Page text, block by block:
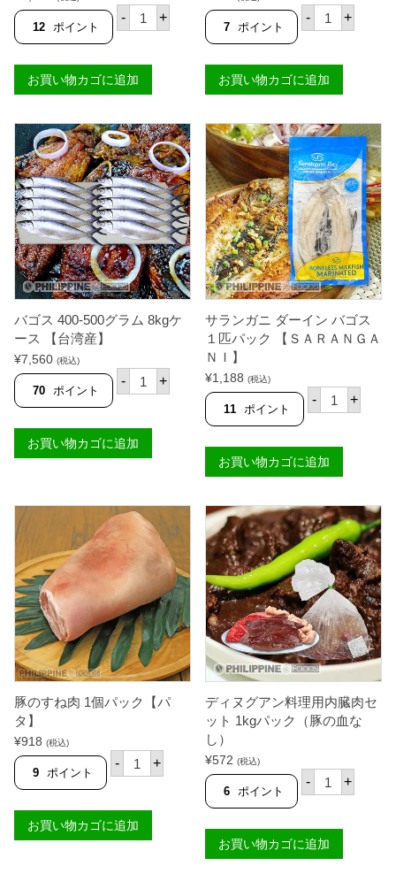
N
】
】
個
の評価
12 ポイント
- サ
ラ
ニ
ダ
ー
ン
バ
ゴ
ス
３
匹
パ
ッ
ク
【
Ｓ
Ａ
Ｒ
Ｎ
Ｎ
Ｉ
】
+
お買い物カゴに追加
の評価
7 ポイント
- パ
ン
ガ
イ
ズ
ス
ト
ス
キ
ン
レ
ス
ロ
ン
ガ
ニ
ー
サ
ッ
ト
g
【
製
造
】
+
お買い物カゴに追加
バゴス 400-500グラム 8kgケ
ース 【台湾産】
¥7,560 (税込)
70 ポイント
- バ
ゴ
0
0
-
0
グ
8
k
g
ケ
ー
ス
【
台
湾
産
】
個
+
お買い物カゴに追加
サランガニ ダーイン バゴス
１匹パック 【ＳＡＲＡＮＧＡ
ＮＩ】
¥1,188 (税込)
11 ポイント
- サ
ラ
ニ
ダ
ー
ン
バ
ゴ
ス
１
匹
パ
ッ
ク
【
Ｓ
Ａ
Ｒ
Ｎ
Ｇ
】
個
+
お買い物カゴに追加
豚のすね肉 1個パック【パ
タ】
¥918 (税込)
9 ポイント
- 豚
の
肉
1
個
+
お買い物カゴに追加
ディヌグアン料理用内臓肉セ
ット 1kgパック（豚の血な
し）
¥572 (税込)
6 ポイント
- デ
ィ
ア
ン
料
+
お買い物カゴに追加